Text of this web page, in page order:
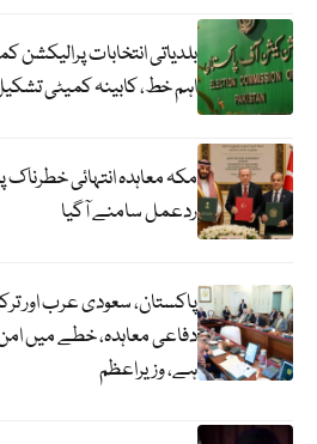
بلدیاتی انتخابات
اہم خط، کابینہ کمیٹی
مکہ معاہدہ انتہائی
ردعمل سامنے آگیا
پاکستان، سعودی عرب اور
دفاعی معاہدہ، خطے میں
ہے، وزیراعظم